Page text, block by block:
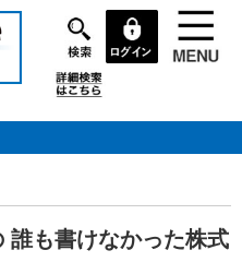
誰も書けなかった株式